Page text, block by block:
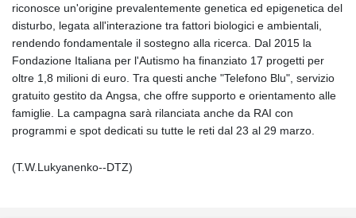
riconosce un'origine prevalentemente genetica ed epigenetica del
disturbo, legata all'interazione tra fattori biologici e ambientali,
rendendo fondamentale il sostegno alla ricerca. Dal 2015 la
Fondazione Italiana per l'Autismo ha finanziato 17 progetti per
oltre 1,8 milioni di euro. Tra questi anche "Telefono Blu", servizio
gratuito gestito da Angsa, che offre supporto e orientamento alle
famiglie. La campagna sarà rilanciata anche da RAI con
programmi e spot dedicati su tutte le reti dal 23 al 29 marzo.
(T.W.Lukyanenko--DTZ)